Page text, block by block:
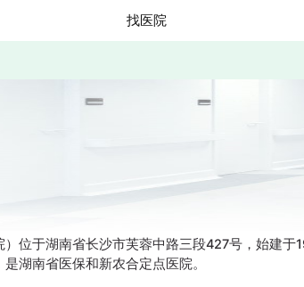
找医院
位于湖南省长沙市芙蓉中路三段427号，始建
湖南省医保和新农合定点医院。